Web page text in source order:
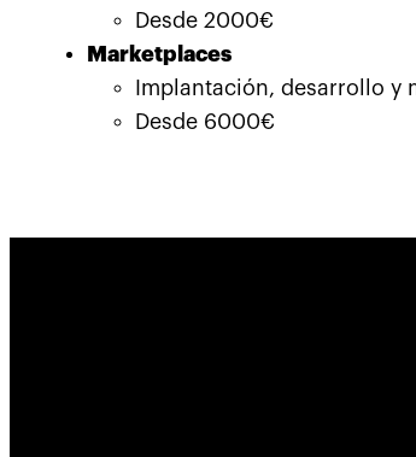
Desde 2000€
Marketplaces
Implantación, desarrollo y
Desde 6000€